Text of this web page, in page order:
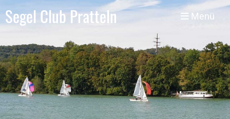
Segel Club Pratteln Menü